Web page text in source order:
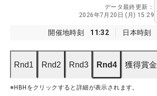
開催地時刻 11:32 日本時刻
データ最終更新：
2026年7月20日 (月) 15:29
Rnd1 Rnd2 Rnd3 Rnd4 獲得賞金
※HBHをクリックすると詳細が表示されます。